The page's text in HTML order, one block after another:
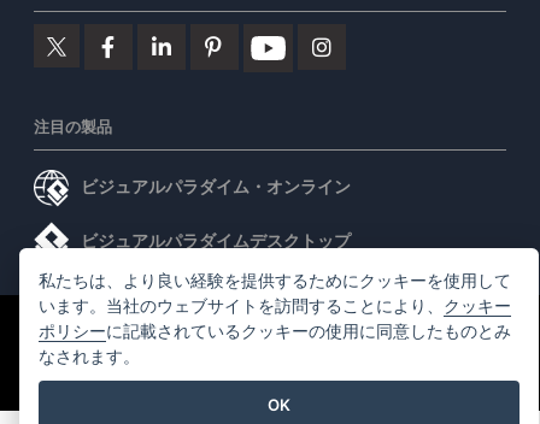
注目の製品
ビジュアルパラダイム・オンライン
ビジュアルパラダイムデスクトップ
©2026 by Visual Paradigm. 全ての権利を有する
利用規約
Content Guidelines
私たちは、より良い経験を提供するためにクッキーを使用して
います。当社のウェブサイトを訪問することにより、 クッキー
ポリシーに記載されているクッキーの使用に同意したものとみ
なされます。
OK